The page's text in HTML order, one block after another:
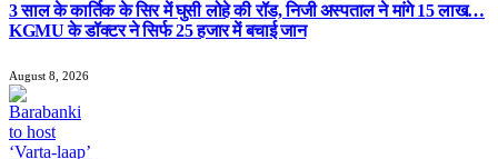
3 साल के कार्तिक के सिर में घुसी लोहे की रॉड, निजी अस्पताल ने मांगे 15 लाख…
KGMU के डॉक्टर ने सिर्फ 25 हजार में बचाई जान
August 8, 2026